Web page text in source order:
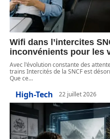
Wifi dans l’intercites
inconvénients pour les
Avec l'évolution constante des
trains Intercités de la SNCF est
Que ce…
High-Tech 22 juillet 2026